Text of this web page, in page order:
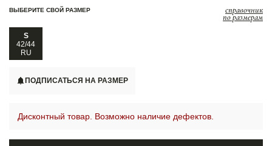
ВЫБЕРИТЕ СВОЙ РАЗМЕР справочник
по размерам
S
42/44
RU
ПОДПИСАТЬСЯ НА РАЗМЕР
Дисконтный товар. Возможно наличие дефектов.